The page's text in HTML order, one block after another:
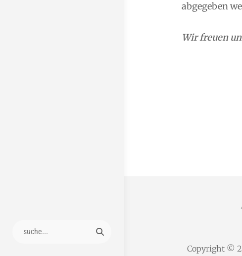
Search
abgegeben
Wir freuen
Copyright ©